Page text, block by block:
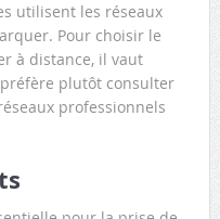
utilisent les réseaux
Pour choisir le
à distance, il vaut
plutôt consulter
professionnels